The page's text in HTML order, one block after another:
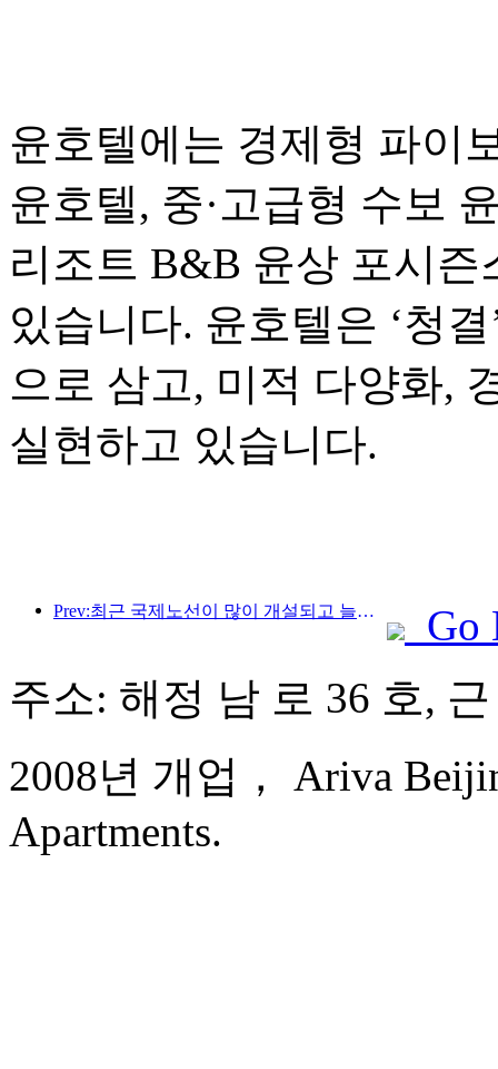
윤호텔에는 경제형 파이
윤호텔, 중·고급형 수보
리조트 B&B 윤상 포시
있습니다. 윤호텔은 ‘청
으로 삼고, 미적 다양화,
실현하고 있습니다.
Prev:최근 국제노선이 많이 개설되고 늘어나고 있습니다.
Go
주소: 해정 남 로 36 호,
2008년 개업， Ariva
Apartments.